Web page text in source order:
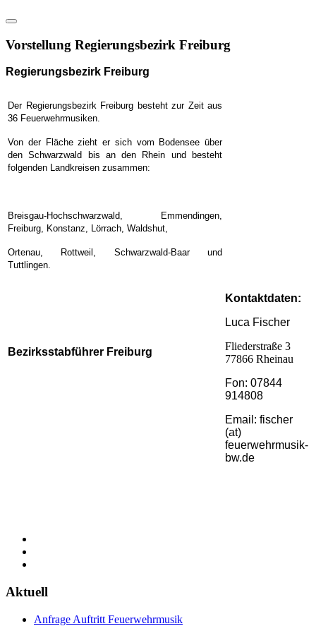
Vorstellung Regierungsbezirk Freiburg
Regierungsbezirk Freiburg
Der Regierungsbezirk Freiburg besteht zur Zeit aus
36 Feuerwehrmusiken.
Von der Fläche zieht er sich vom Bodensee über
den Schwarzwald bis an den Rhein und besteht
folgenden Landkreisen zusammen:
Breisgau-Hochschwarzwald, Emmendingen,
Freiburg, Konstanz, Lörrach, Waldshut,
Ortenau, Rottweil, Schwarzwald-Baar und
Tuttlingen.
Bezirksstabführer Freiburg
Kontaktdaten:
Luca Fischer
Fliederstraße 3
77866 Rheinau
Fon: 07844
914808
Email: fischer
(at)
feuerwehrmusik-
bw.de
Aktuell
Anfrage Auftritt Feuerwehrmusik